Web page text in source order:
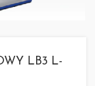
LB3 L-